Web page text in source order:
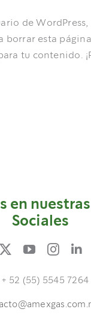
de
borrar esta
tu contenido.
en
Sociales
+ 52 (55) 5545 7264